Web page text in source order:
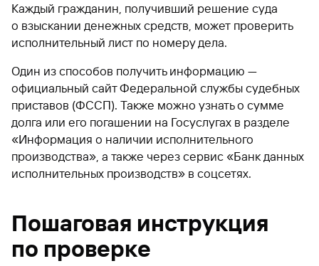
Каждый гражданин, получивший решение суда
о взыскании денежных средств, может проверить
исполнительный лист по номеру дела.
Один из способов получить информацию —
официальный сайт Федеральной службы судебных
приставов (ФССП). Также можно узнать о сумме
долга или его погашении на Госуслугах в разделе
«Информация о наличии исполнительного
производства», а также через сервис «Банк данных
исполнительных производств» в соцсетях.
Пошаговая инструкция
по проверке